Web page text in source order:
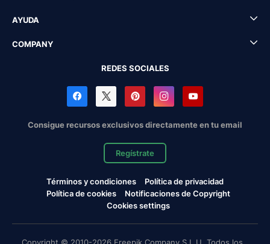
AYUDA
COMPANY
REDES SOCIALES
Consigue recursos exclusivos directamente en tu email
Regístrate
Términos y condiciones
Política de privacidad
Política de cookies
Notificaciones de Copyright
Cookies settings